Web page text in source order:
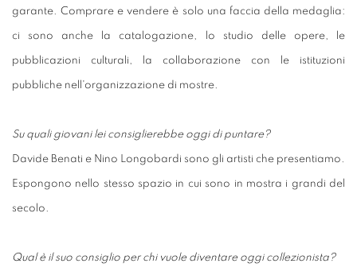
garante. Comprare e vendere è solo una faccia della medaglia:
ci sono anche la catalogazione, lo studio delle opere, le
pubblicazioni culturali, la collaborazione con le istituzioni
pubbliche nell'organizzazione di mostre.
Su quali giovani lei consiglierebbe oggi di puntare?
Davide Benati e Nino Longobardi sono gli artisti che presentiamo.
Espongono nello stesso spazio in cui sono in mostra i grandi del
secolo.
Qual è il suo consiglio per chi vuole diventare oggi collezionista?